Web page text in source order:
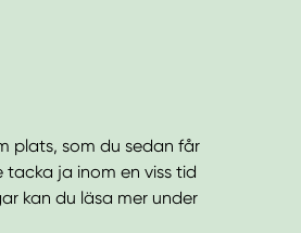
plats, som du sedan får
ja inom en viss tid
kan du läsa mer under